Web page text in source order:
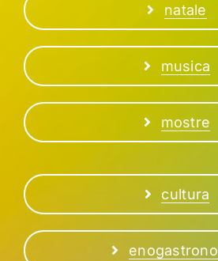
natale
musica
mostre
cultura